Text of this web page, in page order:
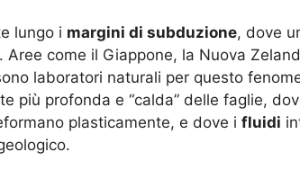
lungo i margini di subduzione, dove
come il Giappone, la Nuova
laboratori naturali per questo
più profonda e “calda” delle faglie,
plasticamente, e dove i fluidi